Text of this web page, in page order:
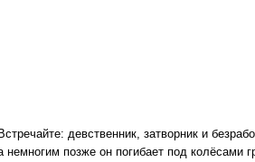
девственник, затворник и
позже он погибает под колёсами